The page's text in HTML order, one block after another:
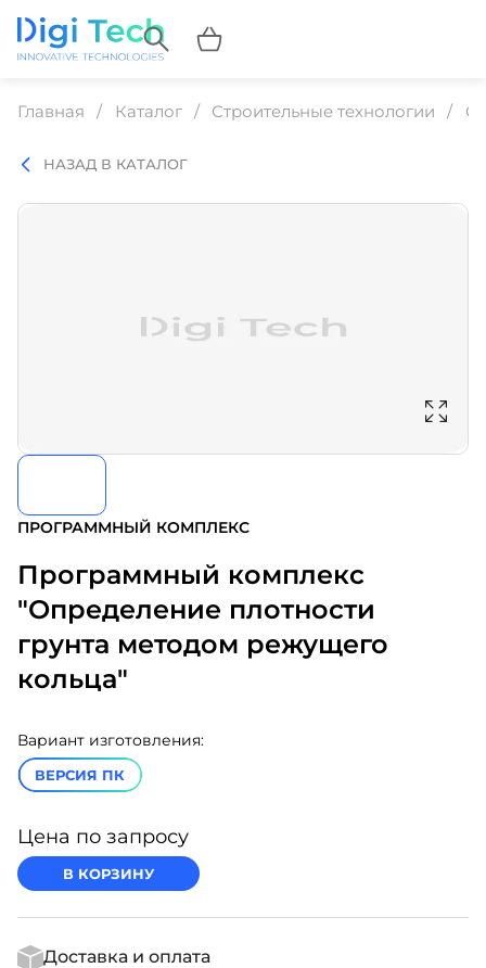
Главная Каталог Строительные технологии
НАЗАД В КАТАЛОГ
ПРОГРАММНЫЙ КОМПЛЕКС
Программный комплекс
"Определение плотности
грунта методом режущего
кольца"
Вариант изготовления:
ВЕРСИЯ ПК
Цена по запросу
В КОРЗИНУ
Доставка и оплата